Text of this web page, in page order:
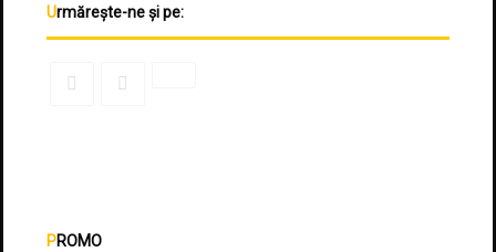
Urmărește-ne și pe:
PROMO